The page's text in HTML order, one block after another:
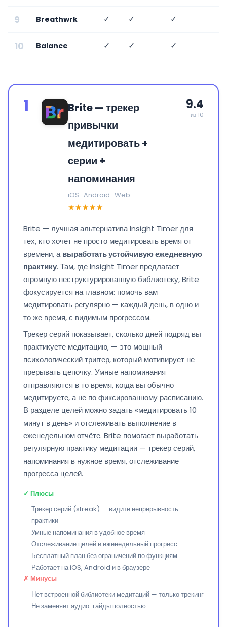
9 Breathwrk ✓ ✓ ✓
10 Balance ✓ ✓ ✓
1
Brite — трекер
привычки
медитировать +
серии +
напоминания
iOS · Android · Web
★★★★★
9.4
из 10
Brite — лучшая альтернатива Insight Timer для
тех, кто хочет не просто медитировать время от
времени, авыработать устойчивую ежедневную
практику. Там, где Insight Timer предлагает
огромную неструктурированную библиотеку, Brite
фокусируется на главном: помочь вам
медитировать регулярно — каждый день, в одно и
то же время, с видимым прогрессом.
Трекер серий показывает, сколько дней подряд вы
практикуете медитацию, — это мощный
психологический триггер, который мотивирует не
прерывать цепочку. Умные напоминания
отправляются в то время, когда вы обычно
медитируете, а не по фиксированному расписанию.
В разделе целей можно задать «медитировать 10
минут в день» и отслеживать выполнение в
еженедельном отчёте. Brite помогает выработать
регулярную практику медитации — трекер серий,
напоминания в нужное время, отслеживание
прогресса целей.
✓ Плюсы
Трекер серий (streak) — видите непрерывность
практики
Умные напоминания в удобное время
Отслеживание целей и еженедельный прогресс
Бесплатный план без ограничений по функциям
Работает на iOS, Android и в браузере
✗ Минусы
Нет встроенной библиотеки медитаций — только трекинг
Не заменяет аудио-гайды полностью